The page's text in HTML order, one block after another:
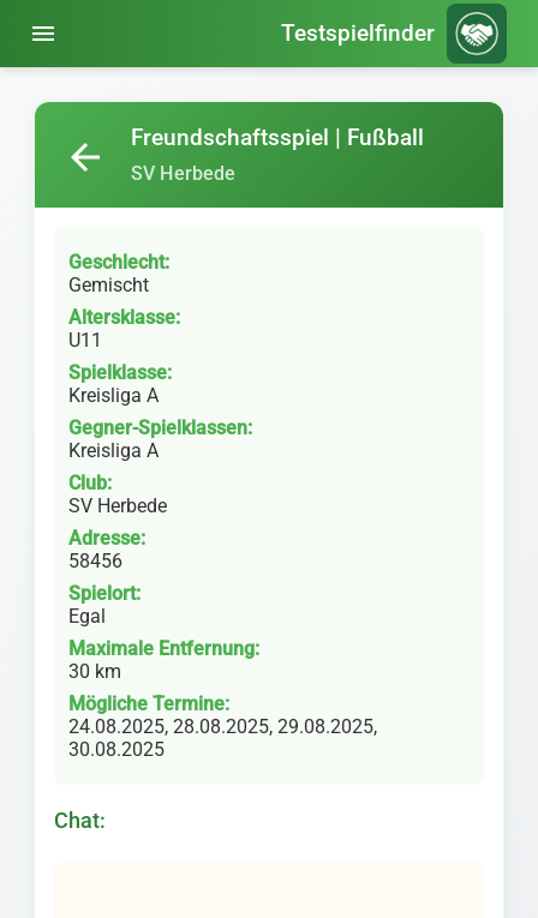
menu Testspielfinder
Freundschaftsspiel | Fußball
SV Herbede
arrow_back
Geschlecht:
Gemischt
Altersklasse:
U11
Spielklasse:
Kreisliga A
Gegner-Spielklassen:
Kreisliga A
Club:
SV Herbede
Adresse:
58456
Spielort:
Egal
Maximale Entfernung:
30 km
Mögliche Termine:
24.08.2025, 28.08.2025, 29.08.2025,
30.08.2025
Chat: